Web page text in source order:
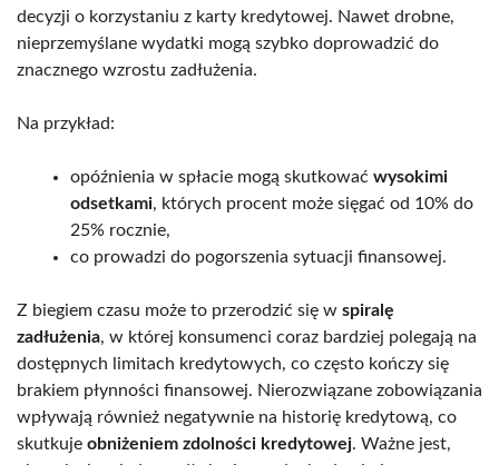
decyzji o korzystaniu z karty kredytowej. Nawet drobne,
nieprzemyślane wydatki mogą szybko doprowadzić do
znacznego wzrostu zadłużenia.
Na przykład:
opóźnienia w spłacie mogą skutkować wysokimi
odsetkami, których procent może sięgać od 10% do
25% rocznie,
co prowadzi do pogorszenia sytuacji finansowej.
Z biegiem czasu może to przerodzić się w spiralę
zadłużenia, w której konsumenci coraz bardziej polegają na
dostępnych limitach kredytowych, co często kończy się
brakiem płynności finansowej. Nierozwiązane zobowiązania
wpływają również negatywnie na historię kredytową, co
skutkuje obniżeniem zdolności kredytowej. Ważne jest,